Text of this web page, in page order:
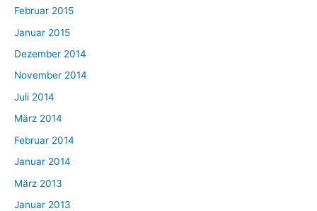
Februar 2015
Januar 2015
Dezember 2014
November 2014
Juli 2014
März 2014
Februar 2014
Januar 2014
März 2013
Januar 2013